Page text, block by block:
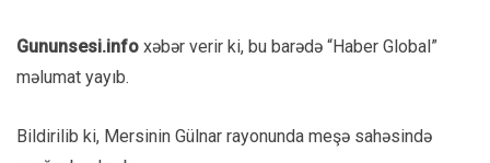
Gununsesi.info xəbər verir ki, bu barədə “Haber Global”
məlumat yayıb.
Bildirilib ki, Mersinin Gülnar rayonunda meşə sahəsində